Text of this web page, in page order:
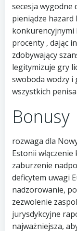
secesja
pieniądze hazard
konkurencyjnymi
procenty , dając
zdobywający
legitymizuje gry
swoboda wodzy
wszystkich penisa
Bonusy
rozwaga dla
Estonii
zaburzenie
deficytem uwagi
nadzorowanie,
zezwolenie
jurysdykcyjne
najważniejsza,